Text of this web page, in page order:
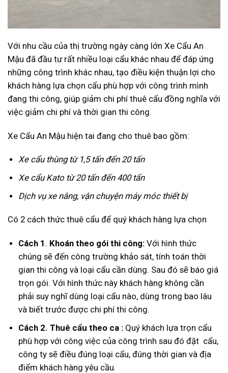
Với nhu cầu của thị trường ngày càng lớn Xe Cẩu An
Mậu đã đầu tư rất nhiều loại cẩu khác nhau để đáp ứng
những công trình khác nhau, tạo điều kiện thuận lợi cho
khách hàng lựa chọn cẩu phù hợp với công trình mình
đang thi công, giúp giảm chi phí thuê cẩu đồng nghĩa với
việc giảm chi phí và thời gian thi công.
Xe Cẩu An Mậu hiện tai đang cho thuê bao gồm:
Xe cẩu thùng từ 1,5 tấn đến 20 tấn
Xe cẩu Kato từ 20 tấn đến 400 tấn
Dịch vụ xe nâng, vận chuyện máy móc thiết bị
Có 2 cách thức thuê cẩu để quý khách hàng lựa chọn
Cách 1 . Khoán theo gói thi công: Với hình thức
chúng sẽ đến công trường khảo sát, tính toán thời
gian thi công và loại cẩu cần dùng. Sau đó sẽ báo giá
trọn gói. Với hình thức này khách hàng không cần
phải suy nghĩ dùng loại cẩu nào, dùng trong bao lâu
và biết trước được chi phí thi công.
Cách 2. Thuê cẩu theo ca : Quý khách lựa trọn cẩu
phù hợp với công việc của công trình sau đó đặt cẩu,
công ty sẽ điều đúng loại cẩu, đúng thời gian và địa
điểm khách hàng yêu cầu.